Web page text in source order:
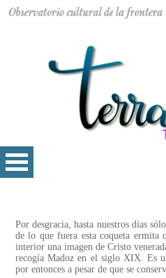
Por desgracia, hasta nuestros días
de lo que fuera esta coqueta ermita
interior una imagen de Cristo
recogía Madoz en el siglo XIX. Es
por entonces a pesar de que se